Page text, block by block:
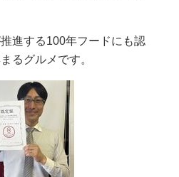
進する100年フードにも認
るグルメです。